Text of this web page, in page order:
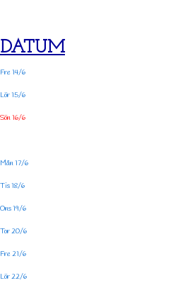
DATUM
Fre 14/6
Lör 15/6
Sön 16/6
Mån 17/6
Tis 18/6
Ons 19/6
Tor 20/6
Fre 21/6
Lör 22/6